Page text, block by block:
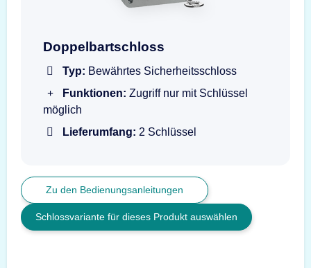
Doppelbartschloss mit Schlüssel
Doppelbartschloss
Typ: Bewährtes Sicherheitsschloss
Funktionen: Zugriff nur mit Schlüssel
möglich
Lieferumfang: 2 Schlüssel
Zu den Bedienungsanleitungen
Schlossvariante für dieses Produkt auswählen